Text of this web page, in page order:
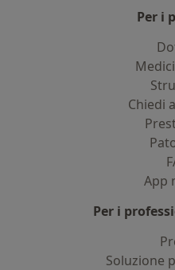
Per i
Chiedi
App
Per i
Soluzione